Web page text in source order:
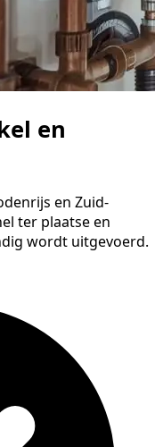
en
en Zuid-
ter plaatse en
wordt uitgevoerd.